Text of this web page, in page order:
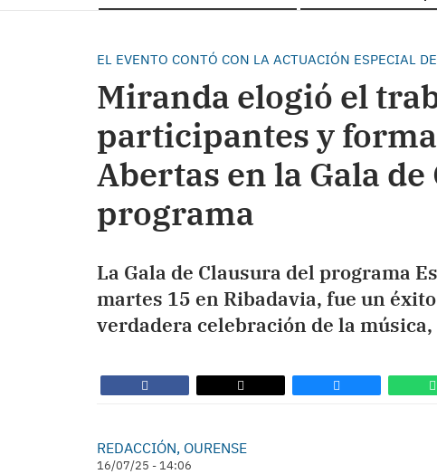
EL EVENTO CONTÓ CON LA ACTUACIÓN ESPECIAL
Miranda elogió el
participantes y
Abertas en la Gala
programa
La Gala de Clausura del programa
martes 15 en Ribadavia, fue un
verdadera celebración de la
REDACCIÓN, OURENSE
16/07/25 - 14:06